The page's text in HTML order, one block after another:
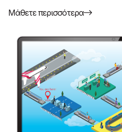
Μάθετε περισσότερα